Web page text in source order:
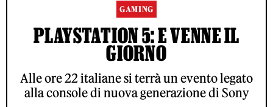
GAMING
PLAYSTATION 5: E VENNE IL
GIORNO
Alle ore 22 italiane si terrà un evento legato
alla console di nuova generazione di Sony